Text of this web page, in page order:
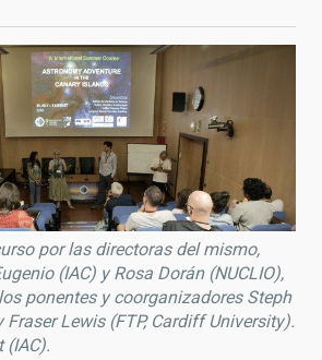
por las directoras del mismo,
(IAC) y Rosa Dorán (NUCLIO),
ponentes y coorganizadores Steph
Fraser Lewis (FTP, Cardiff University).
(IAC).